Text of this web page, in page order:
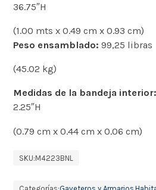
36.75″H
(1.00 mts x 0.49 cm x 0.93 cm)
Peso ensamblado: 99,25 libras
(45.02 kg)
Medidas de la bandeja interior:
2.25″H
(0.79 cm x 0.44 cm x 0.06 cm)
SKU:M4223BNL
Categorías:Gaveteros y Armarios ,